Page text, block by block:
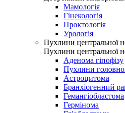
Мамологія
Гінекологія
Проктологія
Урологія
Пухлини центральної
Пухлини центральної
Аденома гіпофізу
Пухлини
Астроцитома
Бранхіогенний
Гемангіобластома
Гермінома